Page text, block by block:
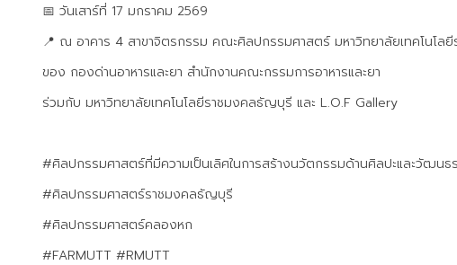
📅 วันเสาร์ที่ 17 มกราคม 2569
📍 ณ อาคาร 4 สาขาจิตรกรรม คณะศิลปกรรมศาสตร์ มหาวิทยาลัยเทคโนโล
ของ กองด่านอาหารและยา สำนักงานคณะกรรมการอาหารและยา
ร่วมกับ มหาวิทยาลัยเทคโนโลยีราชมงคลธัญบุรี และ L.O.F Gallery
#ศิลปกรรมศาสตร์ที่มีความเป็นเลิศในการสร้างนวัตกรรมด้านศิลปะและวัฒนธ
#ศิลปกรรมศาสตร์ราชมงคลธัญบุรี
#ศิลปกรรมศาสตร์คลองหก
#FARMUTT #RMUTT